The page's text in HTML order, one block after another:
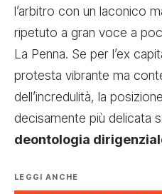
l’arbitro con un laconico
ripetuto a gran voce a
La Penna. Se per l’ex
protesta vibrante ma
dell’incredulità, la
decisamente più delicata
deontologia
LEGGI ANCHE